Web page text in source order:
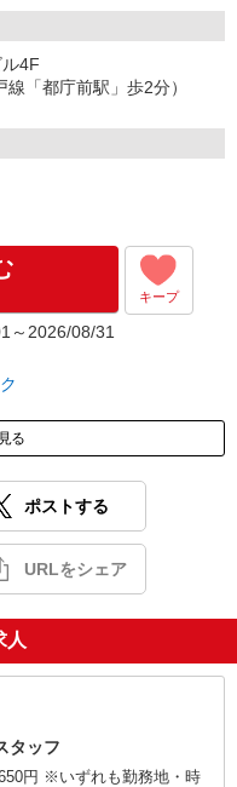
なります。
4F
「都庁前駅」歩2分）
キープ
～2026/08/31
る
ポストする
URLをシェア
人
タッフ
円 ※いずれも勤務地・時